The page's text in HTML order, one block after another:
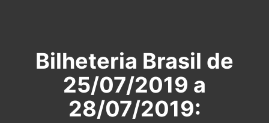
Bilheteria Brasil de
25/07/2019 a
28/07/2019: